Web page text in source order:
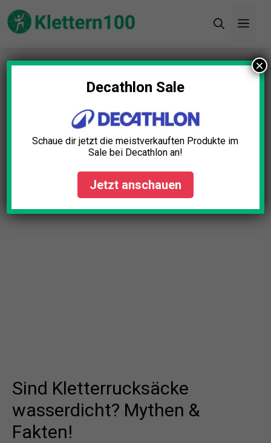
Zum
Inhalt
Startseite»Blog»Sind Kletterrucksäcke
wasserdicht? Mythen & Fakten!
Sind Kletterrucksäcke
wasserdicht? Mythen &
Fakten!
Decathlon Sale
Schaue dir jetzt die meistverkauften Produkte im
Sale bei Decathlon an!
Jetzt anschauen
×